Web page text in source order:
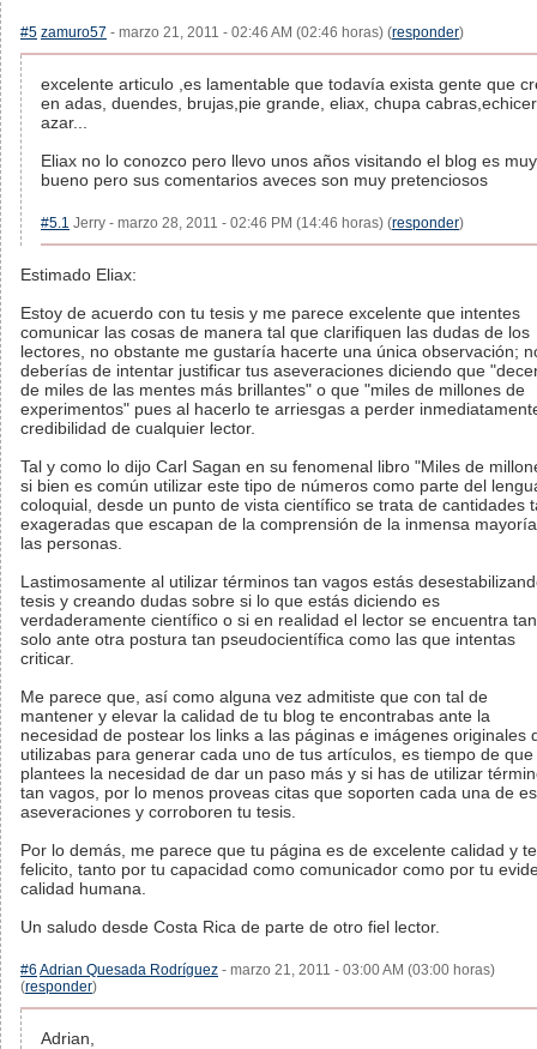
#5 zamuro57 - marzo 21, 2011 - 02:46 AM (02:46 horas) (responder)
excelente articulo ,es lamentable que todavía exista gente que
en adas, duendes, brujas,pie grande, eliax, chupa
azar...
Eliax no lo conozco pero llevo unos años visitando el blog es muy
bueno pero sus comentarios aveces son muy pretenciosos
#5.1 Jerry - marzo 28, 2011 - 02:46 PM (14:46 horas) (responder)
Estimado Eliax:
Estoy de acuerdo con tu tesis y me parece excelente que intentes
comunicar las cosas de manera tal que clarifiquen las dudas de los
lectores, no obstante me gustaría hacerte una única observación;
deberías de intentar justificar tus aseveraciones diciendo que
de miles de las mentes más brillantes" o que "miles de millones de
experimentos" pues al hacerlo te arriesgas a perder
credibilidad de cualquier lector.
Tal y como lo dijo Carl Sagan en su fenomenal libro "Miles de
si bien es común utilizar este tipo de números como parte del
coloquial, desde un punto de vista científico se trata de cantidades
exageradas que escapan de la comprensión de la inmensa
las personas.
Lastimosamente al utilizar términos tan vagos estás
tesis y creando dudas sobre si lo que estás diciendo es
verdaderamente científico o si en realidad el lector se encuentra tan
solo ante otra postura tan pseudocientífica como las que intentas
criticar.
Me parece que, así como alguna vez admitiste que con tal de
mantener y elevar la calidad de tu blog te encontrabas ante la
necesidad de postear los links a las páginas e imágenes originales
utilizabas para generar cada uno de tus artículos, es tiempo de que
plantees la necesidad de dar un paso más y si has de utilizar
tan vagos, por lo menos proveas citas que soporten cada una de
aseveraciones y corroboren tu tesis.
Por lo demás, me parece que tu página es de excelente calidad y te
felicito, tanto por tu capacidad como comunicador como por tu
calidad humana.
Un saludo desde Costa Rica de parte de otro fiel lector.
#6 Adrian Quesada Rodríguez - marzo 21, 2011 - 03:00 AM (03:00 horas)
(responder)
Adrian,